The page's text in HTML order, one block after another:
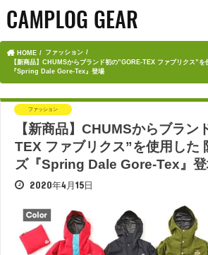
HOME
ファッション
【新商品】CHUMSからブランド初の”GORE-TEX ファブリクス”
『Spring Dale Gore-Tex』登場
ファッション
【新商品】CHUMSからブラン
TEX ファブリクス”を使用した
ズ『Spring Dale Gore-Tex』
2020年4月15日